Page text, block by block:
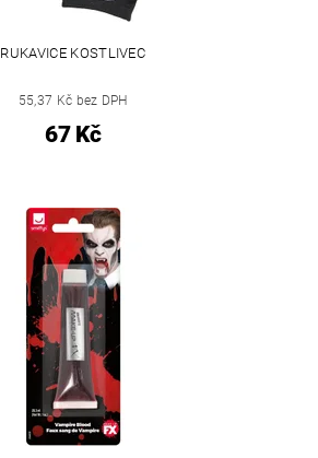
RUKAVICE KOSTLIVEC
55,37 Kč bez DPH
67 Kč